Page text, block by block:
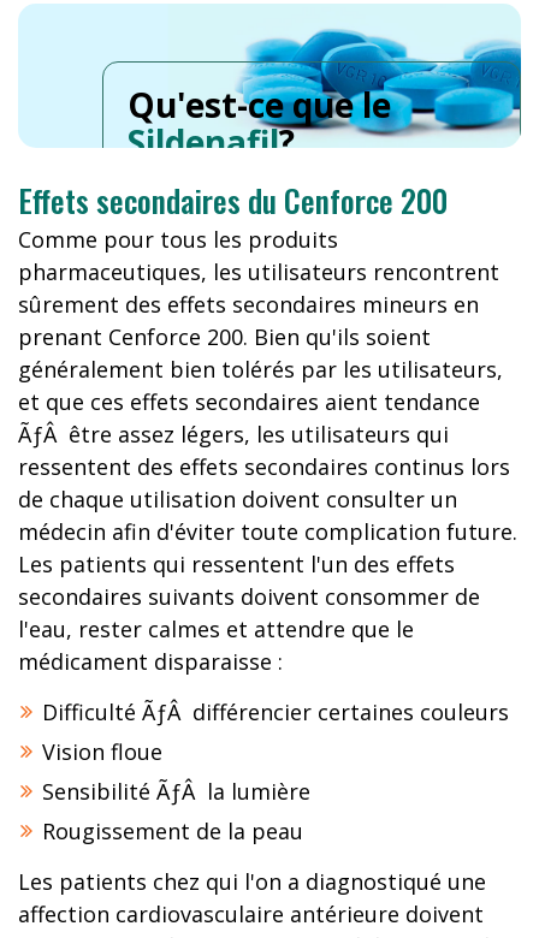
Qu'est-ce que le
Sildenafil?
Effets secondaires du Cenforce 200
Comme pour tous les produits
pharmaceutiques, les utilisateurs rencontrent
sûrement des effets secondaires mineurs en
prenant Cenforce 200. Bien qu'ils soient
généralement bien tolérés par les utilisateurs,
et que ces effets secondaires aient tendance
ÃƒÂ être assez légers, les utilisateurs qui
ressentent des effets secondaires continus lors
de chaque utilisation doivent consulter un
médecin afin d'éviter toute complication future.
Les patients qui ressentent l'un des effets
secondaires suivants doivent consommer de
l'eau, rester calmes et attendre que le
médicament disparaisse :
Difficulté ÃƒÂ différencier certaines couleurs
Vision floue
Sensibilité ÃƒÂ la lumière
Rougissement de la peau
Les patients chez qui l'on a diagnostiqué une
affection cardiovasculaire antérieure doivent